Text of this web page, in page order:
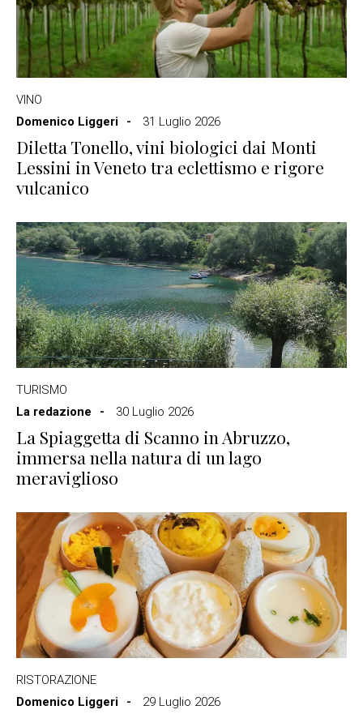
VINO
Domenico Liggeri
31 Luglio 2026
Diletta Tonello, vini biologici dai Monti
Lessini in Veneto tra eclettismo e rigore
vulcanico
TURISMO
La redazione
30 Luglio 2026
La Spiaggetta di Scanno in Abruzzo,
immersa nella natura di un lago
meraviglioso
RISTORAZIONE
Domenico Liggeri
29 Luglio 2026